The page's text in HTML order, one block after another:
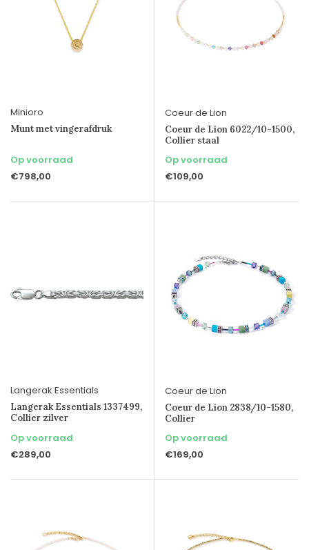
Minioro
Munt met vingerafdruk
Op voorraad
€798,00
Coeur de Lion
Coeur de Lion 6022/10-1500,
Collier staal
Op voorraad
€109,00
Langerak Essentials
Langerak Essentials 1337499,
Collier zilver
Op voorraad
€289,00
Coeur de Lion
Coeur de Lion 2838/10-1580,
Collier
Op voorraad
€169,00